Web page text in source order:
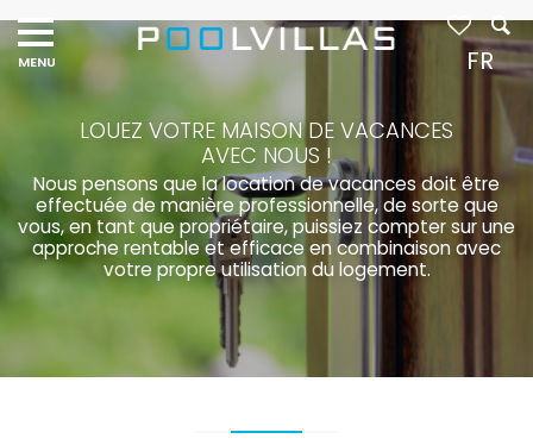
LOUEZ VOTRE MAISON DE VACANCES
AVEC NOUS !
Nous pensons que la location de vacances doit être
effectuée de manière professionnelle, de sorte que
vous, en tant que propriétaire, puissiez compter sur une
approche rentable et efficace en combinaison avec
votre propre utilisation du logement.
FR
Navigation
menu